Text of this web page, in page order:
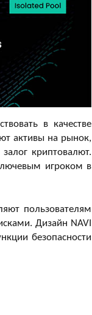
в качестве
активы на рынок,
криптовалют.
игроком в
пользователям
Дизайн NAVI
безопасности